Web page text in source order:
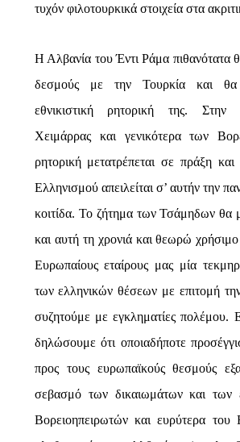
τυχόν φιλοτουρκικά στοιχεία στα
Η Αλβανία του Έντι Ράμα πιθανότατα
δεσμούς με την Τουρκία και θα
εθνικιστική ρητορική της. Στην
Χειμάρρας και γενικότερα των
ρητορική μετατρέπεται σε πράξη
Ελληνισμού απειλείται σ’ αυτήν την
κοιτίδα. Το ζήτημα των Τσάμηδων θα
και αυτή τη χρονιά και θεωρώ
Ευρωπαίους εταίρους μας μία
των ελληνικών θέσεων με επιτομή
συζητούμε με εγκληματίες πολέμου.
δηλώσουμε ότι οποιαδήποτε
προς τους ευρωπαϊκούς θεσμούς
σεβασμό των δικαιωμάτων και των
Βορειοηπειρωτών και ευρύτερα του